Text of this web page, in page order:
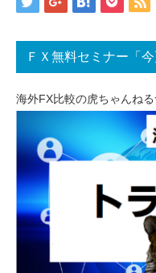
ＦＸ無料セミナー「
海外FX比較の虎ちゃんね